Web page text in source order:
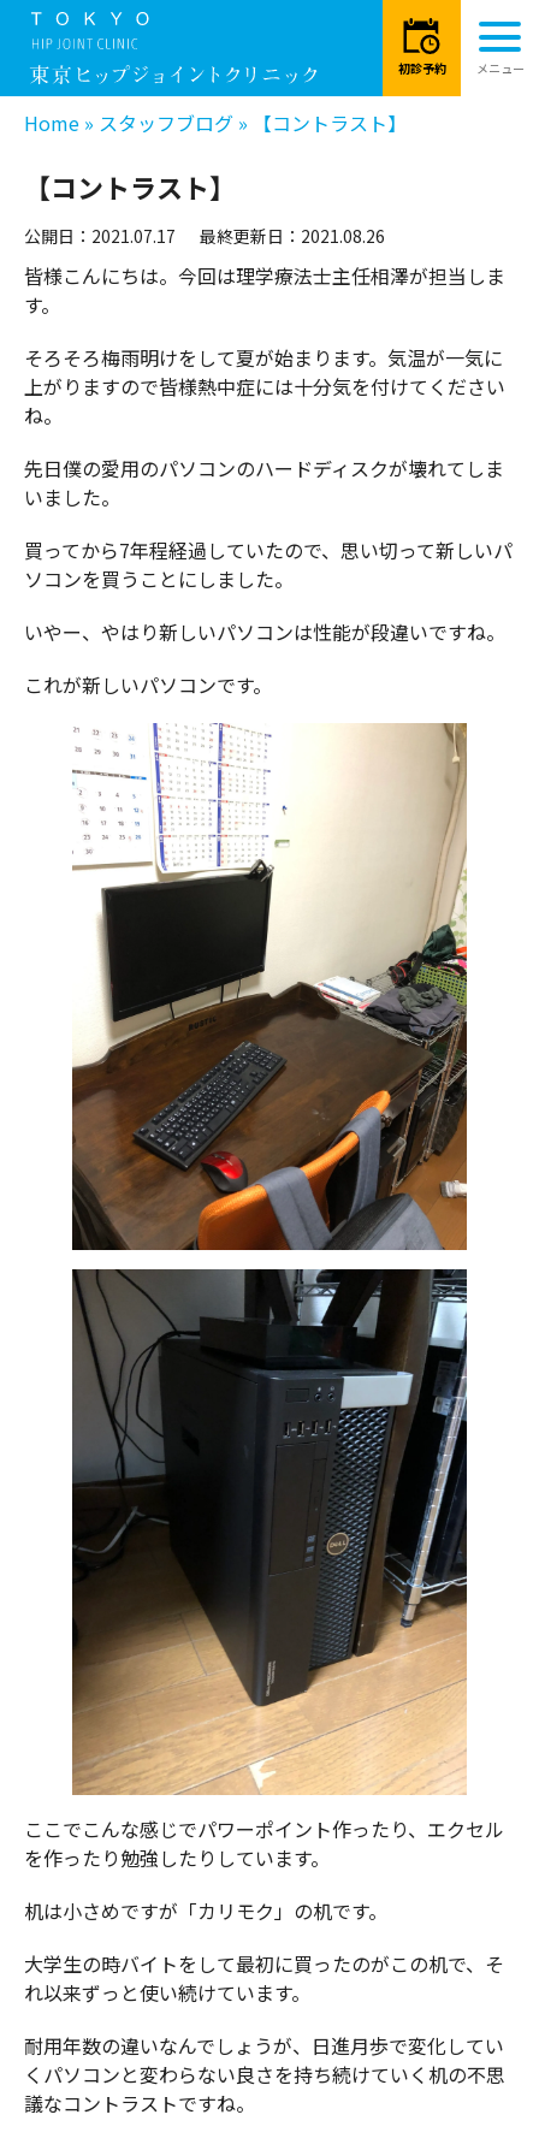
Home » スタッフブログ » 【コントラスト】
【コントラスト】
公開日：2021.07.17 最終更新日：2021.08.26
皆様こんにちは。今回は理学療法士主任相澤が担当しま
す。
そろそろ梅雨明けをして夏が始まります。気温が一気に
上がりますので皆様熱中症には十分気を付けてください
ね。
先日僕の愛用のパソコンのハードディスクが壊れてしま
いました。
買ってから7年程経過していたので、思い切って新しいパ
ソコンを買うことにしました。
いやー、やはり新しいパソコンは性能が段違いですね。
これが新しいパソコンです。
ここでこんな感じでパワーポイント作ったり、エクセル
を作ったり勉強したりしています。
机は小さめですが「カリモク」の机です。
大学生の時バイトをして最初に買ったのがこの机で、そ
れ以来ずっと使い続けています。
耐用年数の違いなんでしょうが、日進月歩で変化してい
くパソコンと変わらない良さを持ち続けていく机の不思
議なコントラストですね。